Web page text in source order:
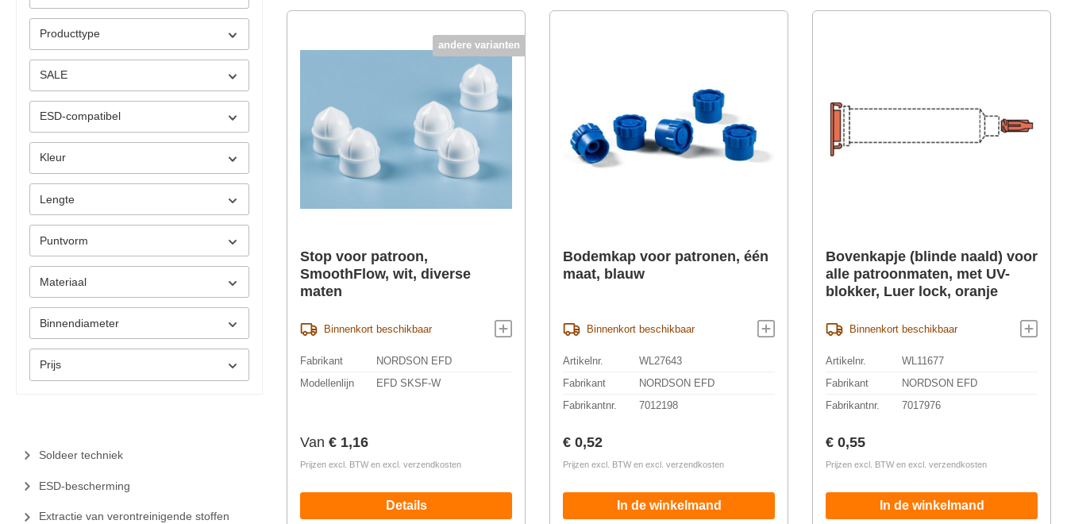
Producttype
SALE
ESD-compatibel
Kleur
Lengte
Puntvorm
Materiaal
Binnendiameter
Prijs
Soldeer techniek
ESD-bescherming
Extractie van verontreinigende stoffen
andere varianten
Stop voor patroon,
SmoothFlow, wit, diverse
maten
Binnenkort beschikbaar
Fabrikant
NORDSON EFD
Modellenlijn
EFD SKSF-W
Normale prijs:
Van € 1,16
Prijzen excl. BTW en excl. verzendkosten
Details
Bodemkap voor patronen, één
maat, blauw
Binnenkort beschikbaar
Artikelnr.
WL27643
Fabrikant
NORDSON EFD
Fabrikantnr.
7012198
Normale prijs:
€ 0,52
Prijzen excl. BTW en excl. verzendkosten
In de winkelmand
Bovenkapje (blinde naald) voor
alle patroonmaten, met UV-
blokker, Luer lock, oranje
Binnenkort beschikbaar
Artikelnr.
WL11677
Fabrikant
NORDSON EFD
Fabrikantnr.
7017976
Normale prijs:
€ 0,55
Prijzen excl. BTW en excl. verzendkosten
In de winkelmand